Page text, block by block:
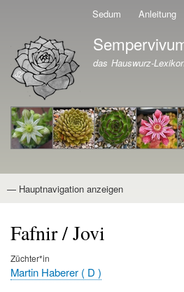
Direkt
zum
Inhalt
Sedum Anleitung
Branding der Websitedas Hauswurz-
Hauptnavigation
— Hauptnavigation anzeigen
Fafnir / Jovi
Züchter*in
Martin Haberer ( D )